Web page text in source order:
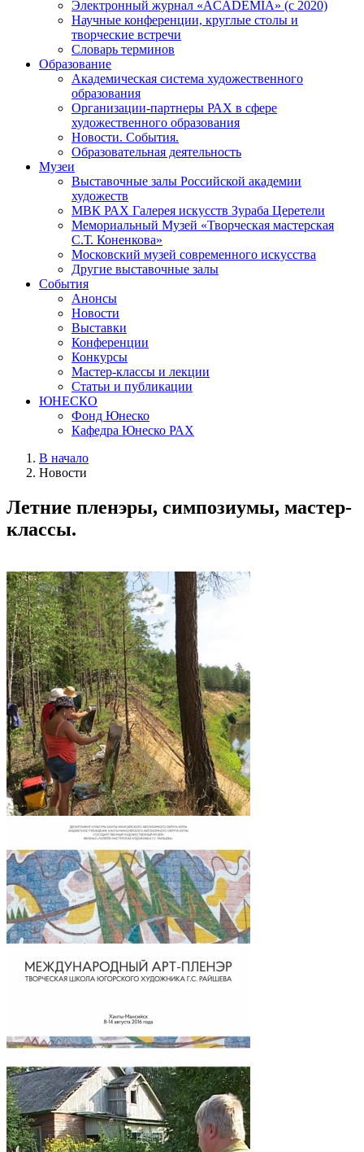
Электронный журнал «ACADEMIA» (с 2020)
Научные конференции, круглые столы и
творческие встречи
Словарь терминов
Образование
Академическая система художественного
образования
Организации-партнеры РАХ в сфере
художественного образования
Новости. События.
Образовательная деятельность
Музеи
Выставочные залы Российской академии
художеств
МВК РАХ Галерея искусств Зураба Церетели
Мемориальный Музей «Творческая мастерская
С.Т. Коненкова»
Московский музей современного искусства
Другие выставочные залы
События
Анонсы
Новости
Выставки
Конференции
Конкурсы
Мастер-классы и лекции
Статьи и публикации
ЮНЕСКО
Фонд Юнеско
Кафедра Юнеско РАХ
В начало
Новости
Летние пленэры, симпозиумы, мастер-
классы.